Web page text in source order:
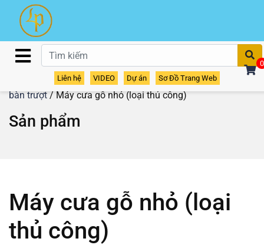
Liên hệ VIDEO Dự án Sơ Đồ Trang Web
0
Sản phẩm /Máy cưa gỗ - máy cắt gỗ/Máy cưa
bàn trượt/ Máy cưa gỗ nhỏ (loại thủ công)
Sản phẩm
Máy cưa gỗ nhỏ (loại
thủ công)